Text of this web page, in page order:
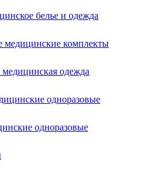
белье и одежда
медицинские комплекты
медицинская одежда
одноразовые
одноразовые